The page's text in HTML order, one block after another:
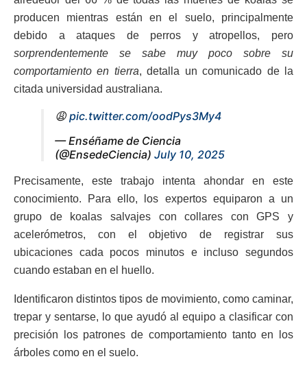
producen mientras están en el suelo, principalmente
debido a ataques de perros y atropellos, pero
sorprendentemente se sabe muy poco sobre su
comportamiento en tierra, detalla un comunicado de la
citada universidad australiana.
😩 pic.twitter.com/oodPys3My4
— Enséñame de Ciencia
(@EnsedeCiencia) July 10, 2025
Precisamente, este trabajo intenta ahondar en este
conocimiento. Para ello, los expertos equiparon a un
grupo de koalas salvajes con collares con GPS y
acelerómetros, con el objetivo de registrar sus
ubicaciones cada pocos minutos e incluso segundos
cuando estaban en el huello.
Identificaron distintos tipos de movimiento, como caminar,
trepar y sentarse, lo que ayudó al equipo a clasificar con
precisión los patrones de comportamiento tanto en los
árboles como en el suelo.